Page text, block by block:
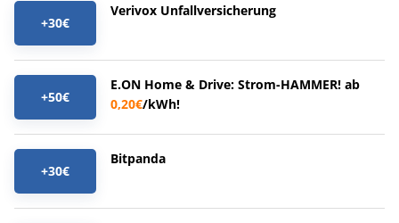
+30€
Verivox Unfallversicherung
+50€
E.ON Home & Drive: Strom-HAMMER! ab
0,20€/kWh!
+30€
Bitpanda